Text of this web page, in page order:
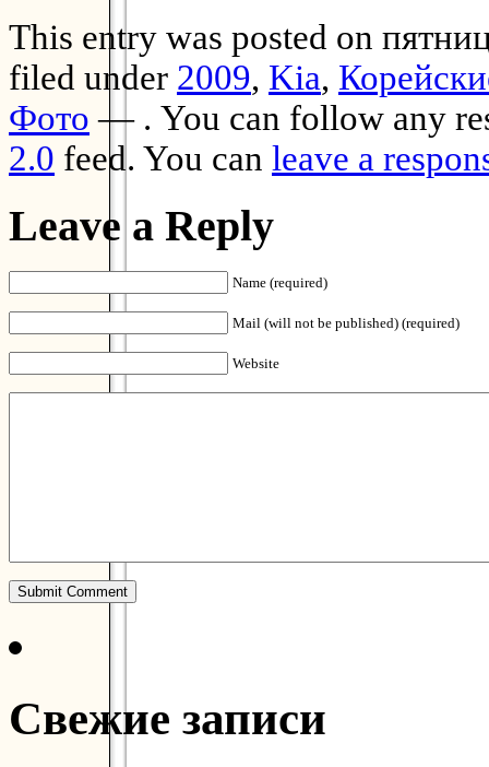
This entry was posted on
filed under 2009, Kia,
Фото — . You can follow any
2.0 feed. You can leave a
Leave a Reply
Name (required)
Mail (will not be published) (required)
Website
Свежие записи